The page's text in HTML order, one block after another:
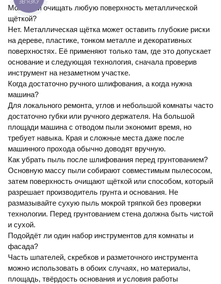
Можно ли очищать любую поверхность металлической
щёткой?
Нет. Металлическая щётка может оставить глубокие риски
на дереве, пластике, тонком металле и декоративных
поверхностях. Её применяют только там, где это допускает
основание и следующая технология, сначала проверив
инструмент на незаметном участке.
Когда достаточно ручного шлифования, а когда нужна
машина?
Для локального ремонта, углов и небольшой комнаты часто
достаточно губки или ручного держателя. На большой
площади машина с отводом пыли экономит время, но
требует навыка. Края и сложные места даже после
машинного прохода обычно доводят вручную.
Как убрать пыль после шлифования перед грунтованием?
Основную массу пыли собирают совместимым пылесосом,
затем поверхность очищают щёткой или способом, который
разрешает производитель грунта и основания. Не
размазывайте сухую пыль мокрой тряпкой без проверки
технологии. Перед грунтованием стена должна быть чистой
и сухой.
Подойдёт ли один набор инструментов для комнаты и
фасада?
Часть шпателей, скребков и разметочного инструмента
можно использовать в обоих случаях, но материалы,
площадь, твёрдость основания и условия работы